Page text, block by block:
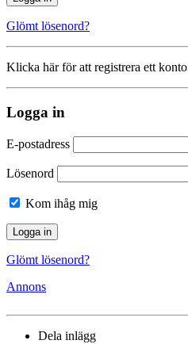
Glömt lösenord?
Klicka här för att registrera ett konto
Logga in
E-postadress
Lösenord
Kom ihåg mig
Glömt lösenord?
Annons
Dela inlägg